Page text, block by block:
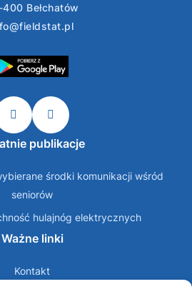
Bełchatów
publikacje
środki komunikacji wśród
seniorów
hulajnóg elektrycznych
Ważne linki
Kontakt